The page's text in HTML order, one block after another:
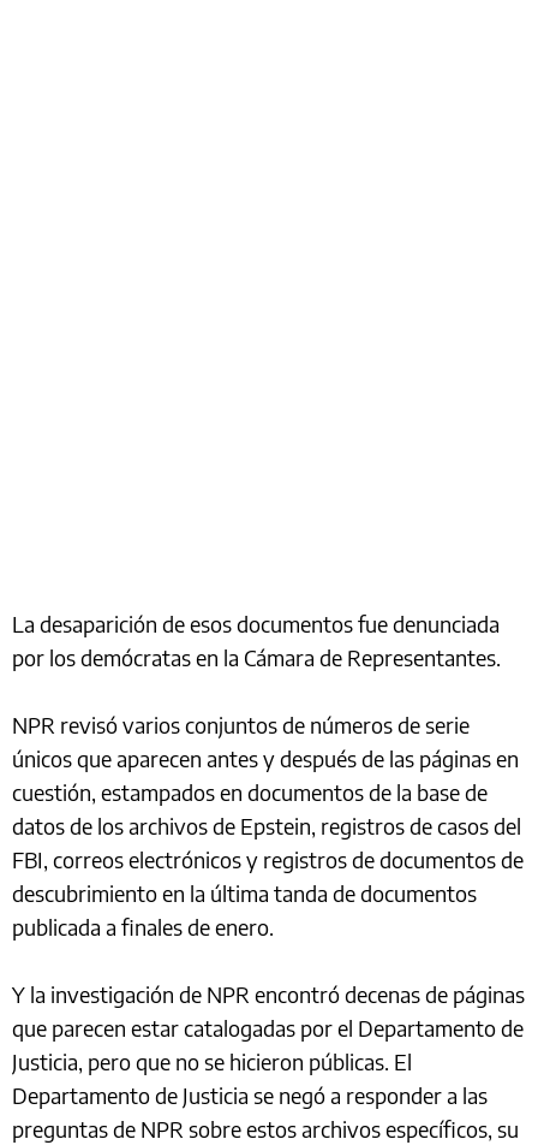
La desaparición de esos documentos fue denunciada
por los demócratas en la Cámara de Representantes.
NPR revisó varios conjuntos de números de serie
únicos que aparecen antes y después de las páginas en
cuestión, estampados en documentos de la base de
datos de los archivos de Epstein, registros de casos del
FBI, correos electrónicos y registros de documentos de
descubrimiento en la última tanda de documentos
publicada a finales de enero.
Y la investigación de NPR encontró decenas de páginas
que parecen estar catalogadas por el Departamento de
Justicia, pero que no se hicieron públicas. El
Departamento de Justicia se negó a responder a las
preguntas de NPR sobre estos archivos específicos, su